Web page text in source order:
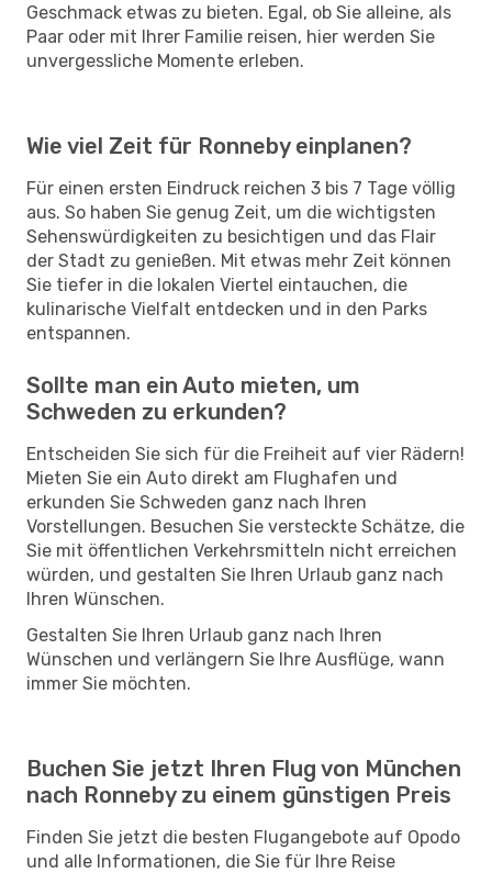
Geschmack etwas zu bieten. Egal, ob Sie alleine, als
Paar oder mit Ihrer Familie reisen, hier werden Sie
unvergessliche Momente erleben.
Wie viel Zeit für Ronneby einplanen?
Für einen ersten Eindruck reichen 3 bis 7 Tage völlig
aus. So haben Sie genug Zeit, um die wichtigsten
Sehenswürdigkeiten zu besichtigen und das Flair
der Stadt zu genießen. Mit etwas mehr Zeit können
Sie tiefer in die lokalen Viertel eintauchen, die
kulinarische Vielfalt entdecken und in den Parks
entspannen.
Sollte man ein Auto mieten, um
Schweden zu erkunden?
Entscheiden Sie sich für die Freiheit auf vier Rädern!
Mieten Sie ein Auto direkt am Flughafen und
erkunden Sie Schweden ganz nach Ihren
Vorstellungen. Besuchen Sie versteckte Schätze, die
Sie mit öffentlichen Verkehrsmitteln nicht erreichen
würden, und gestalten Sie Ihren Urlaub ganz nach
Ihren Wünschen.
Gestalten Sie Ihren Urlaub ganz nach Ihren
Wünschen und verlängern Sie Ihre Ausflüge, wann
immer Sie möchten.
Buchen Sie jetzt Ihren Flug von München
nach Ronneby zu einem günstigen Preis
Finden Sie jetzt die besten Flugangebote auf Opodo
und alle Informationen, die Sie für Ihre Reise